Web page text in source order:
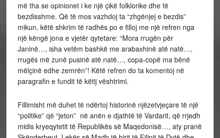
më tha se opinionet i ke një çikë folklorike dhe të
bezdisshme. Që të mos vazhdoj ta “zhgënjej e bezdis”
mikun, këtë shkrim të radhës po e filloj me një refren nga
një këngë jona e vjetër qytetare: “Mora rrugën për
Janinë…, isha vetëm bashkë me arabaxhinë atë natë…,
rrugës më zunë pusinë atë natë…, copa-copë ma bënë
mëlçinë edhe zemrën”! Këtë refren do ta komentoj në
paragrafin e fundit të këtij vështrimi.
Fillimisht më duhet të ndërtoj historinë njëzetvjeçare të një
“politike” që “jeton” në anën e djathtë të Vardarit, që rrjedh
midis kryeqytetit të Republikës së Maqedonisë…, aty pranë